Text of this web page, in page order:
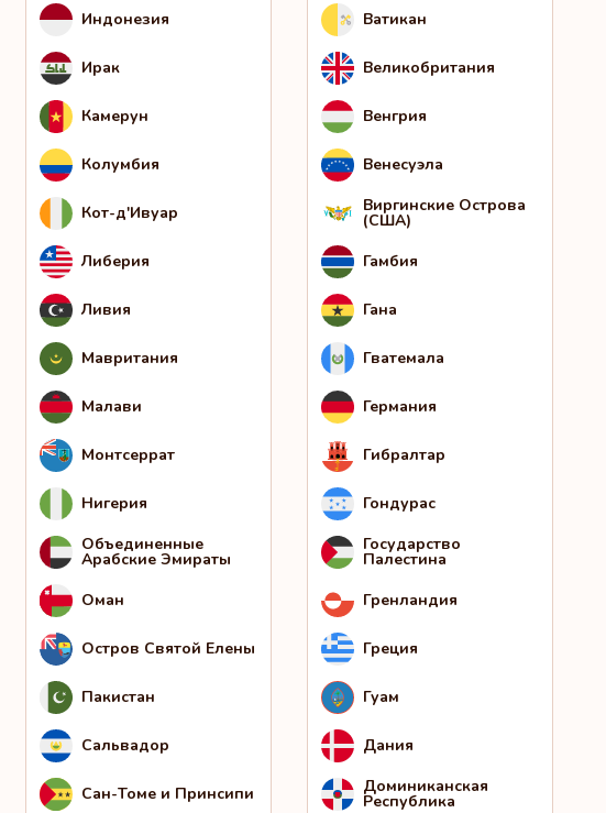
Индонезия
Ирак
Камерун
Колумбия
Кот-д'Ивуар
Либерия
Ливия
Мавритания
Малави
Монтсеррат
Нигерия
Объединенные
Арабские Эмираты
Оман
Остров Святой Елены
Пакистан
Сальвадор
Сан-Томе и Принсипи
Ватикан
Великобритания
Венгрия
Венесуэла
Виргинские Острова
(США)
Гамбия
Гана
Гватемала
Германия
Гибралтар
Гондурас
Государство
Палестина
Гренландия
Греция
Гуам
Дания
Доминиканская
Республика